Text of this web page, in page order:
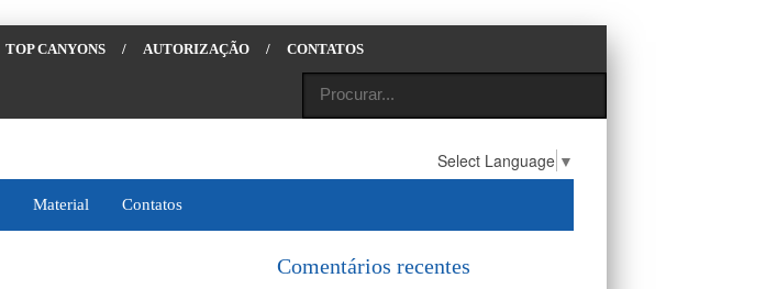
TOP CANYONS / AUTORIZAÇÃO / CONTATOS
Select Language ▼
Material Contatos
Comentários recentes